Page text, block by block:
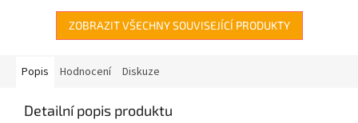
ZOBRAZIT VŠECHNY SOUVISEJÍCÍ PRODUKTY
Popis Hodnocení Diskuze
Detailní popis produktu